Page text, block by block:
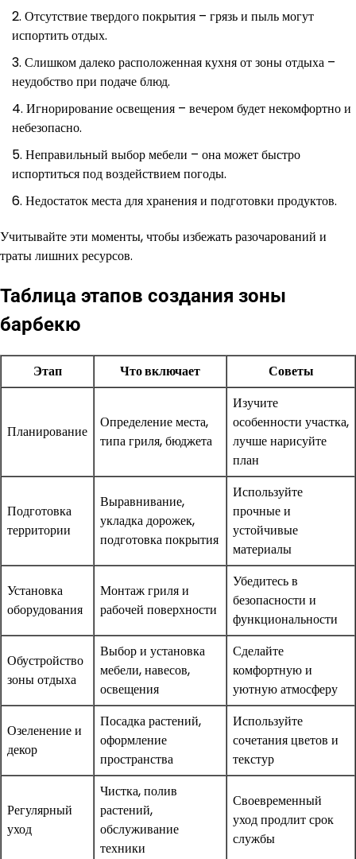
Отсутствие твердого покрытия – грязь и пыль могут
испортить отдых.
Слишком далеко расположенная кухня от зоны отдыха –
неудобство при подаче блюд.
Игнорирование освещения – вечером будет некомфортно и
небезопасно.
Неправильный выбор мебели – она может быстро
испортиться под воздействием погоды.
Недостаток места для хранения и подготовки продуктов.
Учитывайте эти моменты, чтобы избежать разочарований и
траты лишних ресурсов.
Таблица этапов создания зоны
барбекю
Этап Что включает Советы
Планирование
Определение места,
типа гриля, бюджета
Изучите
особенности участка,
лучше нарисуйте
план
Подготовка
территории
Выравнивание,
укладка дорожек,
подготовка покрытия
Используйте
прочные и
устойчивые
материалы
Установка
оборудования
Монтаж гриля и
рабочей поверхности
Убедитесь в
безопасности и
функциональности
Обустройство
зоны отдыха
Выбор и установка
мебели, навесов,
освещения
Сделайте
комфортную и
уютную атмосферу
Озеленение и
декор
Посадка растений,
оформление
пространства
Используйте
сочетания цветов и
текстур
Регулярный
уход
Чистка, полив
растений,
обслуживание
техники
Своевременный
уход продлит срок
службы